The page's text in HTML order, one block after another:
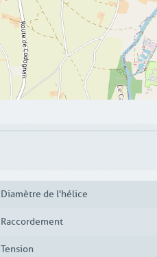
Diamètre de l'hélice
Raccordement
Tension